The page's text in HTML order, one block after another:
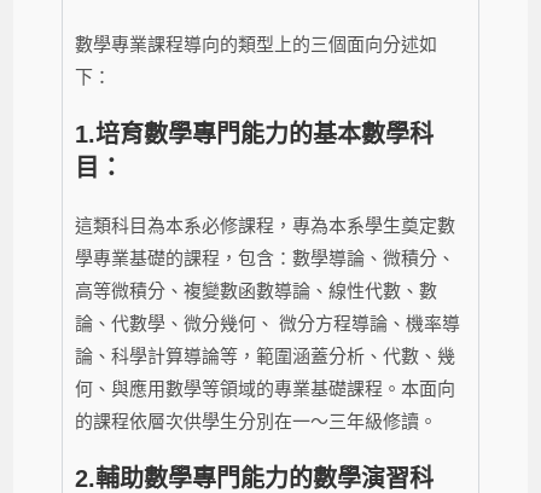
數學專業課程導向的類型上的三個面向分述如
下：
1.培育數學專門能力的基本數學科
目：
這類科目為本系必修課程，專為本系學生奠定數
學專業基礎的課程，包含：數學導論、微積分、
高等微積分、複變數函數導論、線性代數、數
論、代數學、微分幾何、 微分方程導論、機率導
論、科學計算導論等，範圍涵蓋分析、代數、幾
何、與應用數學等領域的專業基礎課程。本面向
的課程依層次供學生分別在一～三年級修讀。
2.輔助數學專門能力的數學演習科